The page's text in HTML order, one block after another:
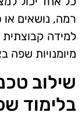
רמה, נושאים או
למידה קבוצתית
מיומנויות שפה
שילוב
בלימוד